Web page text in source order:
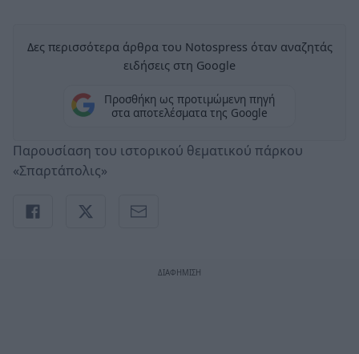
Δες περισσότερα άρθρα του Notospress όταν αναζητάς
ειδήσεις στη Google
Προσθήκη ως προτιμώμενη πηγή
στα αποτελέσματα της Google
Παρουσίαση του ιστορικού θεματικού πάρκου
«Σπαρτάπολις»